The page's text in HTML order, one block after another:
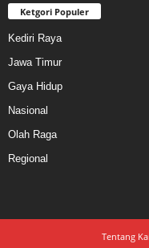
Ketgori Populer
Kediri Raya
Jawa Timur
Gaya Hidup
Nasional
Olah Raga
Regional
Tentang